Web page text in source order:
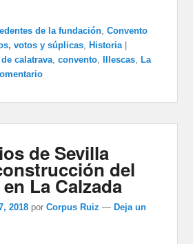
de la fundación,Convento
votos y súplicas, Historia
calatrava,convento, Illescas, La
de Sevilla
del
La Calzada
2018 porCorpus Ruiz — Deja un